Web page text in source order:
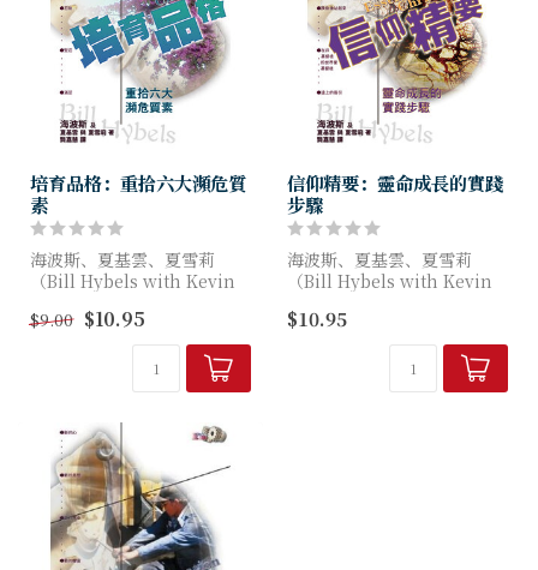
培育品格：重拾六大瀕危質
素
海波斯、夏基雲、夏雪莉
（Bill Hybels with Kevin
) 著
生命的質素，比金山銀鑛更寶
$9.00 $10.95
信仰精要：靈命成長的實踐
步驟
海波斯、夏基雲、夏雪莉
（Bill Hybels with Kevin
) 著
甚麼是認識基督？怎樣過信心
$10.95